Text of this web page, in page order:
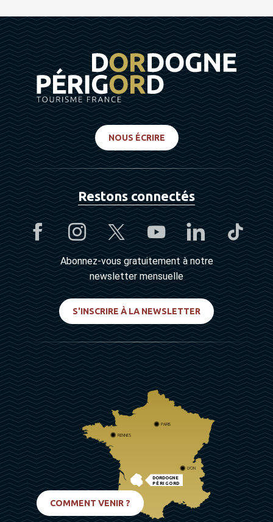
NOUS ÉCRIRE
Restons connectés
Abonnez-vous gratuitement à notre
newsletter mensuelle
S'INSCRIRE À LA NEWSLETTER
DORDOGNE
PÉRIGORD
PARIS
RENNES
LYON
COMMENT VENIR ?